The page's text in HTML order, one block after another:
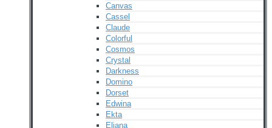
Canvas
Cassel
Claude
Colorful
Cosmos
Crystal
Darkness
Domino
Dorset
Edwina
Ekta
Eliana